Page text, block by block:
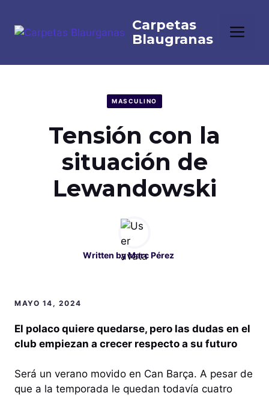
contenido
MASCULINO
Tensión con la
situación de
Lewandowski
Written byMarc Pérez
MAYO 14, 2024
El polaco quiere quedarse, pero las dudas en el
club empiezan a crecer respecto a su futuro
Será un verano movido en Can Barça. A pesar de
que a la temporada le quedan todavía cuatro